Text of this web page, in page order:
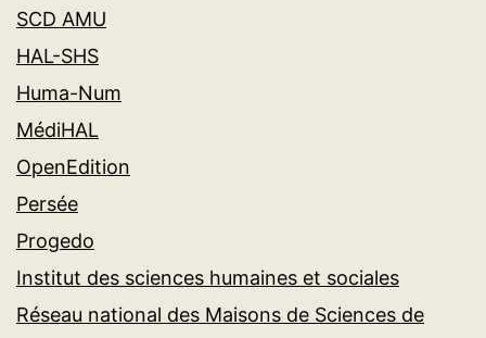
SCD AMU
HAL-SHS
Huma-Num
MédiHAL
OpenEdition
Persée
Progedo
Institut des sciences humaines et sociales
Réseau national des Maisons de Sciences de